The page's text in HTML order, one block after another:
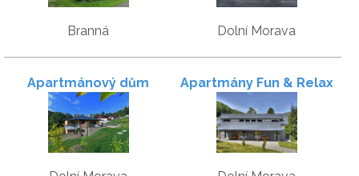
Branná Dolní Morava
Apartmánový dům
Slunečník
Apartmány Fun & Relax